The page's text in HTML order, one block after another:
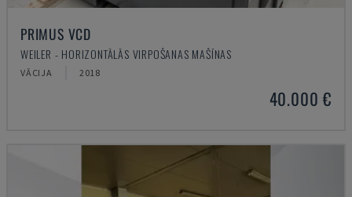
PRIMUS VCD
WEILER - HORIZONTĀLĀS VIRPOŠANAS MAŠĪNAS
VĀCIJA 2018
40.000 €